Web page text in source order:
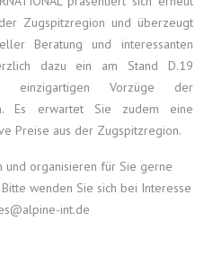
Zugspitzregion und überzeugt
Beratung und interessanten
dazu ein am Stand D.19
einzigartigen Vorzüge der
Es erwartet Sie zudem eine
Preise aus der Zugspitzregion.
und organisieren für Sie gerne
wenden Sie sich bei Interesse
int.de